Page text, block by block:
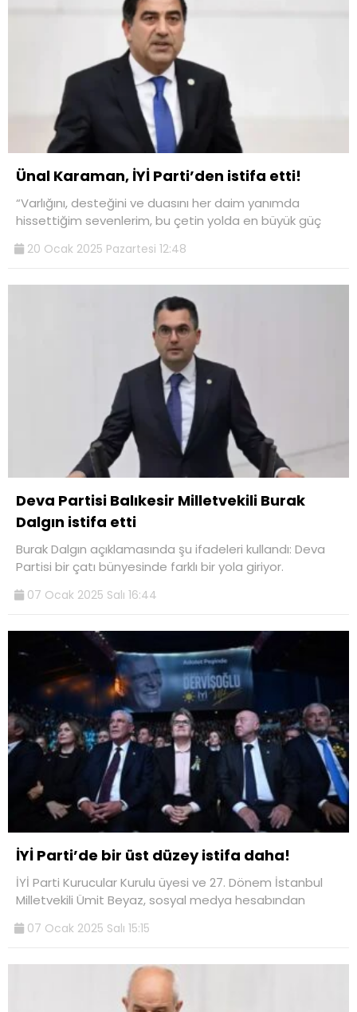
Ünal Karaman, İYİ Parti’den istifa etti!
“Varlığını, desteğini ve duasını her daim yanımda
hissettiğim sevenlerim, bu çetin yolda en büyük güç
20 Ocak 2025 Pazartesi 12:48
Deva Partisi Balıkesir Milletvekili Burak
Dalgın istifa etti
Burak Dalgın açıklamasında şu ifadeleri kullandı: Deva
Partisi bir çatı bünyesinde farklı bir yola giriyor.
07 Ocak 2025 Salı 16:44
İYİ Parti’de bir üst düzey istifa daha!
İYİ Parti Kurucular Kurulu üyesi ve 27. Dönem İstanbul
Milletvekili Ümit Beyaz, sosyal medya hesabından
07 Ocak 2025 Salı 15:15